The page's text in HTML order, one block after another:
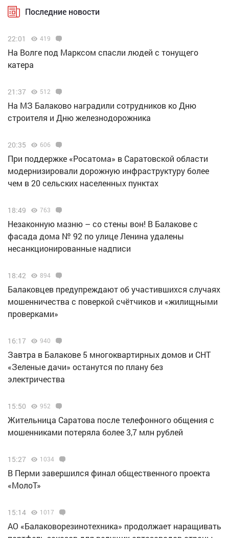
Последние новости
22:01 419
На Волге под Марксом спасли людей с тонущего
катера
21:37 512
На МЗ Балаково наградили сотрудников ко Дню
строителя и Дню железнодорожника
20:35 606
При поддержке «Росатома» в Саратовской области
модернизировали дорожную инфраструктуру более
чем в 20 сельских населенных пунктах
18:49 763
Незаконную мазню – со стены вон! В Балакове с
фасада дома № 92 по улице Ленина удалены
несанкционированные надписи
18:42 894
Балаковцев предупреждают об участившихся случаях
мошенничества с поверкой счётчиков и «жилищными
проверками»
16:17 940
Завтра в Балакове 5 многоквартирных домов и СНТ
«Зеленые дачи» останутся по плану без
электричества
15:50 952
Жительница Саратова после телефонного общения с
мошенниками потеряла более 3,7 млн рублей
15:27 1034
В Перми завершился финал общественного проекта
«МолоТ»
15:14 1017
АО «Балаковорезинотехника» продолжает наращивать